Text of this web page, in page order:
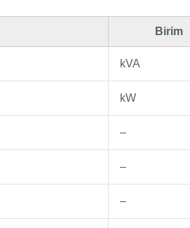
Birim
kVA
kW
–
–
–